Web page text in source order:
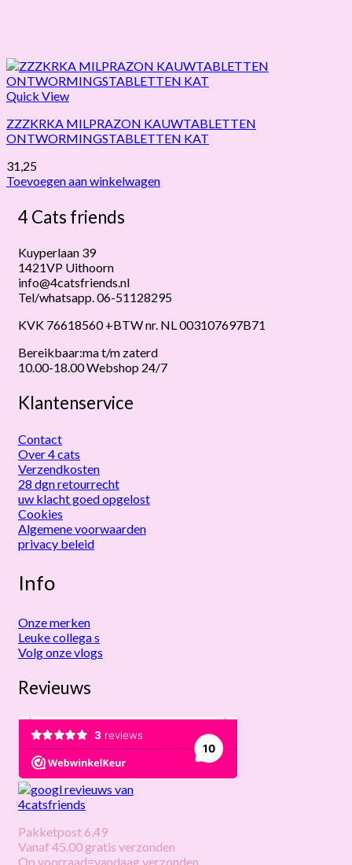
Quick View
ZZZKRKA MILPRAZON KAUWTABLETTEN
ONTWORMINGSTABLETTEN KAT
31,25
Toevoegen aan winkelwagen
4 Cats friends
Kuyperlaan 39
1421VP Uithoorn
info@4catsfriends.nl
Tel/whatsapp. 06-51128295
KVK 76618560 +BTW nr. NL 003107697B71
Bereikbaar:ma t/m zaterd
10.00-18.00 Webshop 24/7
Klantenservice
Contact
Over 4 cats
Verzendkosten
28 dgn retourrecht
uw klacht goed opgelost
Cookies
Algemene voorwaarden
privacy beleid
Info
Onze merken
Leuke collega s
Volg onze vlogs
Revieuws
Pakketpost 6,49
Vanaf 45.00 gratis verzonden
Op voorraad=vandaag verzonden